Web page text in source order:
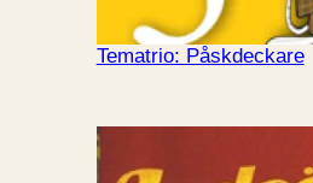
Tematrio: Påskdeckare